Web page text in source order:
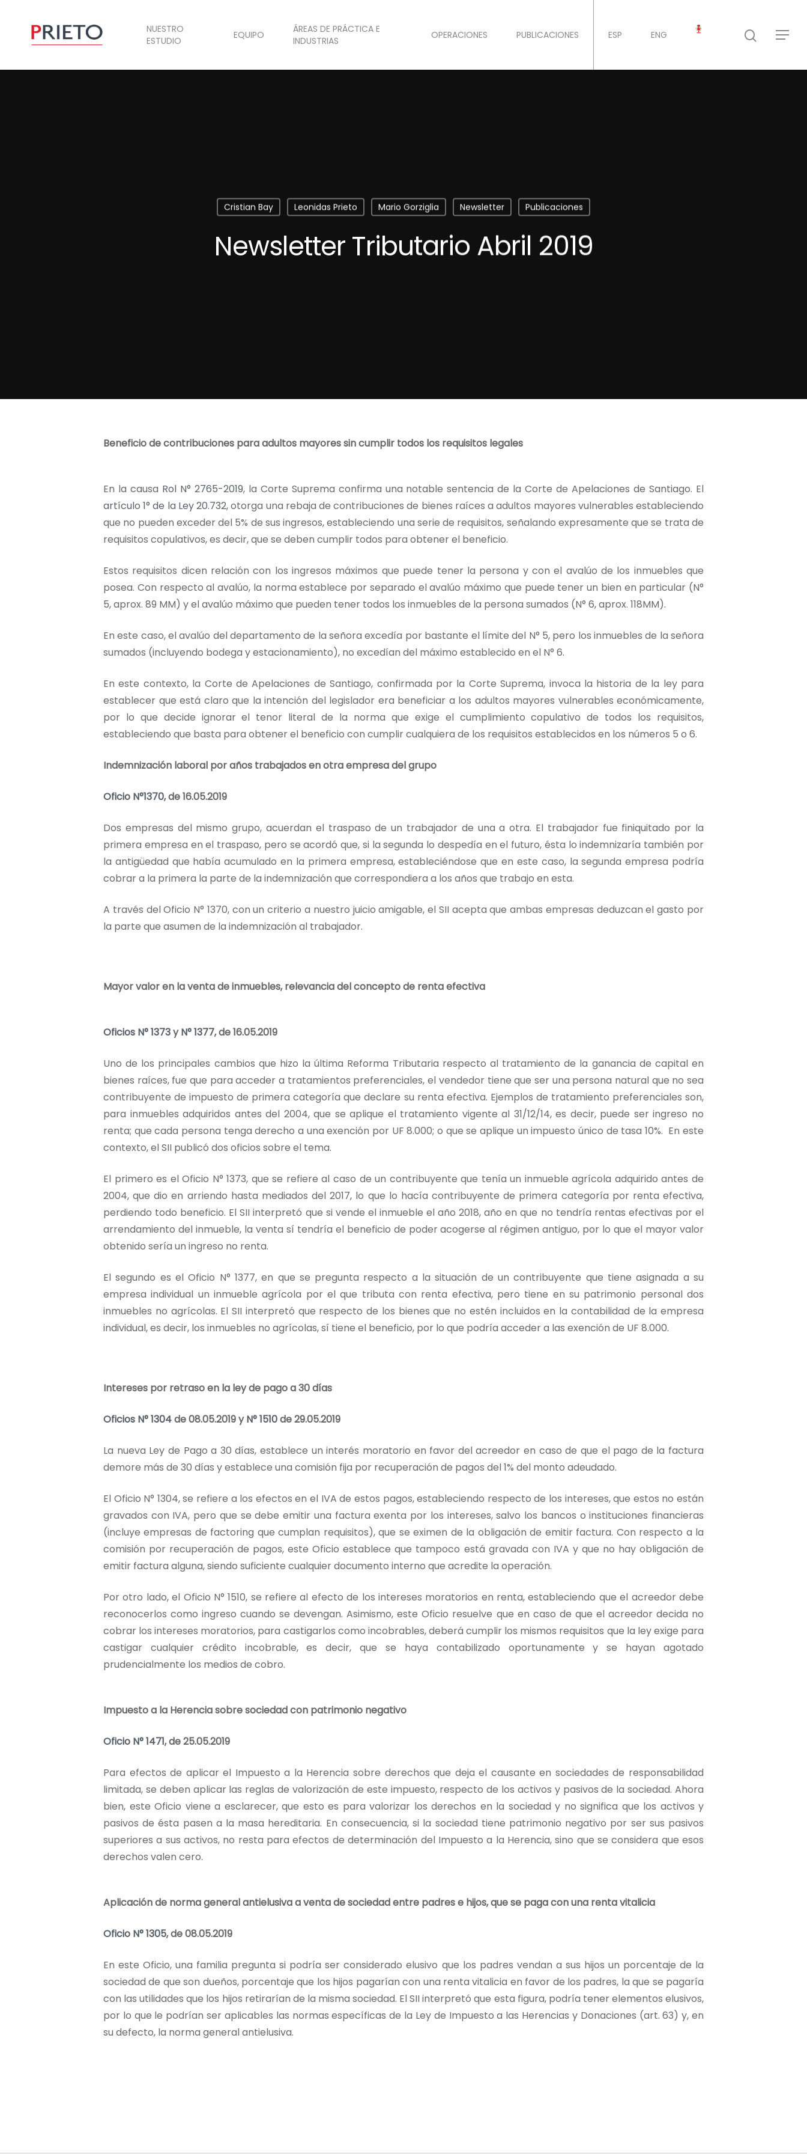
NUESTRO
ESTUDIO
EQUIPO
ÁREAS DE PRÁCTICA E
INDUSTRIAS
OPERACIONES PUBLICACIONES ESP ENG
Cristian Bay Leonidas Prieto Mario Gorziglia Newsletter Publicaciones
Newsletter Tributario Abril 2019
Beneficio de contribuciones para adultos mayores sin cumplir todos los requisitos legales
En la causa Rol N° 2765-2019, la Corte Suprema confirma una notable sentencia de la Corte de Apelaciones de Santiago. El
artículo 1° de la Ley 20.732, otorga una rebaja de contribuciones de bienes raíces a adultos mayores vulnerables estableciendo
que no pueden exceder del 5% de sus ingresos, estableciendo una serie de requisitos, señalando expresamente que se trata de
requisitos copulativos, es decir, que se deben cumplir todos para obtener el beneficio.
Estos requisitos dicen relación con los ingresos máximos que puede tener la persona y con el avalúo de los inmuebles que
posea. Con respecto al avalúo, la norma establece por separado el avalúo máximo que puede tener un bien en particular (N°
5, aprox. 89 MM) y el avalúo máximo que pueden tener todos los inmuebles de la persona sumados (N° 6, aprox. 118MM).
En este caso, el avalúo del departamento de la señora excedía por bastante el límite del N° 5, pero los inmuebles de la señora
sumados (incluyendo bodega y estacionamiento), no excedían del máximo establecido en el N° 6.
En este contexto, la Corte de Apelaciones de Santiago, confirmada por la Corte Suprema, invoca la historia de la ley para
establecer que está claro que la intención del legislador era beneficiar a los adultos mayores vulnerables económicamente,
por lo que decide ignorar el tenor literal de la norma que exige el cumplimiento copulativo de todos los requisitos,
estableciendo que basta para obtener el beneficio con cumplir cualquiera de los requisitos establecidos en los números 5 o 6.
Indemnización laboral por años trabajados en otra empresa del grupo
Oficio N°1370, de 16.05.2019
Dos empresas del mismo grupo, acuerdan el traspaso de un trabajador de una a otra. El trabajador fue finiquitado por la
primera empresa en el traspaso, pero se acordó que, si la segunda lo despedía en el futuro, ésta lo indemnizaría también por
la antigüedad que había acumulado en la primera empresa, estableciéndose que en este caso, la segunda empresa podría
cobrar a la primera la parte de la indemnización que correspondiera a los años que trabajo en esta.
A través del Oficio N° 1370, con un criterio a nuestro juicio amigable, el SII acepta que ambas empresas deduzcan el gasto por
la parte que asumen de la indemnización al trabajador.
Mayor valor en la venta de inmuebles, relevancia del concepto de renta efectiva
Oficios N° 1373yN° 1377, de 16.05.2019
Uno de los principales cambios que hizo la última Reforma Tributaria respecto al tratamiento de la ganancia de capital en
bienes raíces, fue que para acceder a tratamientos preferenciales, el vendedor tiene que ser una persona natural que no sea
contribuyente de impuesto de primera categoría que declare su renta efectiva. Ejemplos de tratamiento preferenciales son,
para inmuebles adquiridos antes del 2004, que se aplique el tratamiento vigente al 31/12/14, es decir, puede ser ingreso no
renta; que cada persona tenga derecho a una exención por UF 8.000; o que se aplique un impuesto único de tasa 10%. En este
contexto, el SII publicó dos oficios sobre el tema.
El primero es el Oficio N° 1373, que se refiere al caso de un contribuyente que tenía un inmueble agrícola adquirido antes de
2004, que dio en arriendo hasta mediados del 2017, lo que lo hacía contribuyente de primera categoría por renta efectiva,
perdiendo todo beneficio. El SII interpretó que si vende el inmueble el año 2018, año en que no tendría rentas efectivas por el
arrendamiento del inmueble, la venta sí tendría el beneficio de poder acogerse al régimen antiguo, por lo que el mayor valor
obtenido sería un ingreso no renta.
El segundo es el Oficio N° 1377, en que se pregunta respecto a la situación de un contribuyente que tiene asignada a su
empresa individual un inmueble agrícola por el que tributa con renta efectiva, pero tiene en su patrimonio personal dos
inmuebles no agrícolas. El SII interpretó que respecto de los bienes que no estén incluidos en la contabilidad de la empresa
individual, es decir, los inmuebles no agrícolas, sí tiene el beneficio, por lo que podría acceder a las exención de UF 8.000.
Intereses por retraso en la ley de pago a 30 días
Oficios N° 1304de 08.05.2019 yN° 1510de 29.05.2019
La nueva Ley de Pago a 30 días, establece un interés moratorio en favor del acreedor en caso de que el pago de la factura
demore más de 30 días y establece una comisión fija por recuperación de pagos del 1% del monto adeudado.
El Oficio N° 1304, se refiere a los efectos en el IVA de estos pagos, estableciendo respecto de los intereses, que estos no están
gravados con IVA, pero que se debe emitir una factura exenta por los intereses, salvo los bancos o instituciones financieras
(incluye empresas de factoring que cumplan requisitos), que se eximen de la obligación de emitir factura. Con respecto a la
comisión por recuperación de pagos, este Oficio establece que tampoco está gravada con IVA y que no hay obligación de
emitir factura alguna, siendo suficiente cualquier documento interno que acredite la operación.
Por otro lado, el Oficio N° 1510, se refiere al efecto de los intereses moratorios en renta, estableciendo que el acreedor debe
reconocerlos como ingreso cuando se devengan. Asimismo, este Oficio resuelve que en caso de que el acreedor decida no
cobrar los intereses moratorios, para castigarlos como incobrables, deberá cumplir los mismos requisitos que la ley exige para
castigar cualquier crédito incobrable, es decir, que se haya contabilizado oportunamente y se hayan agotado
prudencialmente los medios de cobro.
Impuesto a la Herencia sobre sociedad con patrimonio negativo
Oficio N° 1471, de 25.05.2019
Para efectos de aplicar el Impuesto a la Herencia sobre derechos que deja el causante en sociedades de responsabilidad
limitada, se deben aplicar las reglas de valorización de este impuesto, respecto de los activos y pasivos de la sociedad. Ahora
bien, este Oficio viene a esclarecer, que esto es para valorizar los derechos en la sociedad y no significa que los activos y
pasivos de ésta pasen a la masa hereditaria. En consecuencia, si la sociedad tiene patrimonio negativo por ser sus pasivos
superiores a sus activos, no resta para efectos de determinación del Impuesto a la Herencia, sino que se considera que esos
derechos valen cero.
Aplicación de norma general antielusiva a venta de sociedad entre padres e hijos, que se paga con una renta vitalicia
Oficio N° 1305, de 08.05.2019
En este Oficio, una familia pregunta si podría ser considerado elusivo que los padres vendan a sus hijos un porcentaje de la
sociedad de que son dueños, porcentaje que los hijos pagarían con una renta vitalicia en favor de los padres, la que se pagaría
con las utilidades que los hijos retirarían de la misma sociedad. El SII interpretó que esta figura, podría tener elementos elusivos,
por lo que le podrían ser aplicables las normas específicas de la Ley de Impuesto a las Herencias y Donaciones (art. 63) y, en
su defecto, la norma general antielusiva.